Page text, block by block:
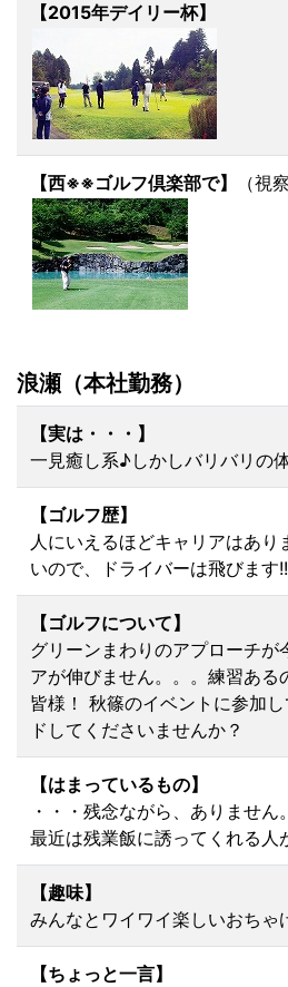
【2015年デイリー杯】
【西※※ゴルフ倶楽部で】 （視
浪瀬（本社勤務）
【実は・・・】
一見癒し系♪しかしバリバリの
【ゴルフ歴】
人にいえるほどキャリアはあり
いので、ドライバーは飛びます
【ゴルフについて】
グリーンまわりのアプローチが
アが伸びません。。。練習ある
皆様！ 秋篠のイベントに参加
ドしてくださいませんか？
【はまっているもの】
・・・残念ながら、ありません
最近は残業飯に誘ってくれる人
【趣味】
みんなとワイワイ楽しいおちゃ
【ちょっと一言】